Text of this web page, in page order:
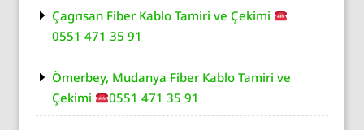
Çagrısan Fiber Kablo Tamiri ve Çekimi
0551 471 35 91
Ömerbey, Mudanya Fiber Kablo Tamiri ve
Çekimi
0551 471 35 91